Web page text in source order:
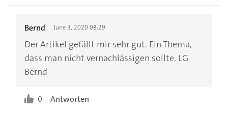
Bernd June 3, 2020 08:29
Der Artikel gefällt mir sehr gut. Ein Thema,
dass man nicht vernachlässigen sollte. LG
Bernd
0 Antworten